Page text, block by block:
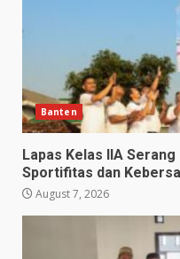
Banten
Lapas Kelas IIA
Sportifitas dan
August 7, 2026